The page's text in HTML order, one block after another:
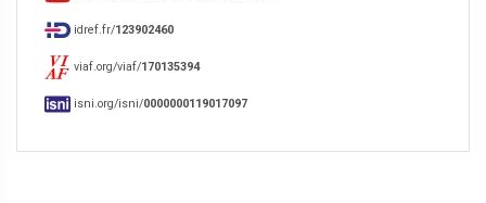
idref.fr/123902460
viaf.org/viaf/170135394
isni.org/isni/0000000119017097